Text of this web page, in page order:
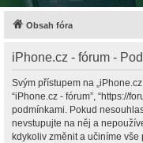
Obsah fóra
iPhone.cz - fórum -
Svým přístupem na „iPhone.cz
“iPhone.cz - fórum”, “https://
podmínkami. Pokud
nevstupujte na něj a
kdykoliv změnit a učiníme